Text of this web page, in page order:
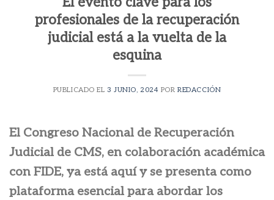
profesionales de la recuperación
judicial está a la vuelta de la
esquina
PUBLICADO EL3 JUNIO, 2024 PORREDACCIÓN
El Congreso Nacional de Recuperación
Judicial de CMS, en colaboración académica
con FIDE, ya está aquí y se presenta como
plataforma esencial para abordar los